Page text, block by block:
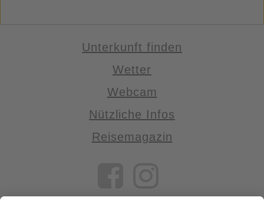
Unterkunft finden
Wetter
Webcam
Nützliche Infos
Reisemagazin